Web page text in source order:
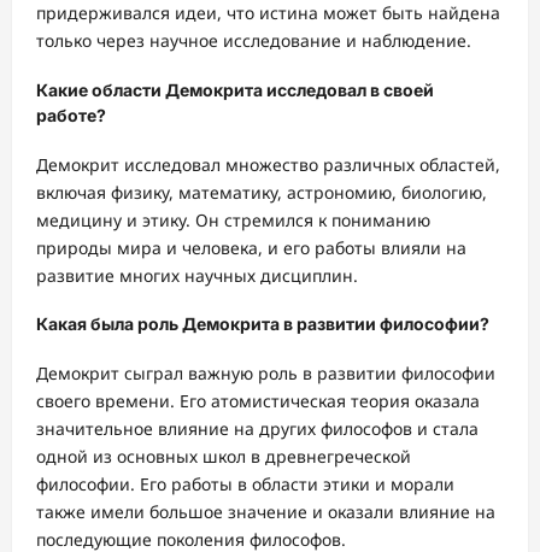
придерживался идеи, что истина может быть найдена
только через научное исследование и наблюдение.
Какие области Демокрита исследовал в своей
работе?
Демокрит исследовал множество различных областей,
включая физику, математику, астрономию, биологию,
медицину и этику. Он стремился к пониманию
природы мира и человека, и его работы влияли на
развитие многих научных дисциплин.
Какая была роль Демокрита в развитии философии?
Демокрит сыграл важную роль в развитии философии
своего времени. Его атомистическая теория оказала
значительное влияние на других философов и стала
одной из основных школ в древнегреческой
философии. Его работы в области этики и морали
также имели большое значение и оказали влияние на
последующие поколения философов.